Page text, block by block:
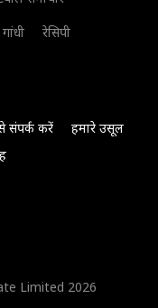
रेसिपी
संपर्क करें
हमारे उसूल
Limited 2026